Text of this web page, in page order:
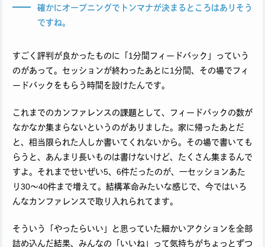
確かにオープニングでトンマナが決まるところはありそう
ですね。
すごく評判が良かったものに「1分間フィードバック」っていう
のがあって。セッションが終わったあとに1分間、その場でフィ
ードバックをもらう時間を設けたんです。
これまでのカンファレンスの課題として、フィードバックの数が
なかなか集まらないというのがありました。家に帰ったあとだ
と、相当限られた人しか書いてくれないから。その場で書いても
らうと、あんまり長いものは書けないけど、たくさん集まるんで
すよ。それまでせいぜい5、6件だったのが、一セッションあた
り30〜40件まで増えて。結構革命みたいな感じで、今ではいろ
んなカンファレンスで取り入れられてます。
そういう「やったらいい」と思っていた細かいアクションを全部
詰め込んだ結果、みんなの「いいね」って気持ちがちょっとずつ